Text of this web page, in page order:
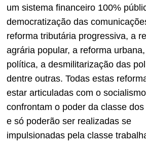
um sistema financeiro 100%
democratização das
reforma tributária progressiva, a
agrária popular, a reforma
política, a desmilitarização das
dentre outras. Todas estas
estar articuladas com o
confrontam o poder da classe
e só poderão ser realizadas se
impulsionadas pela classe